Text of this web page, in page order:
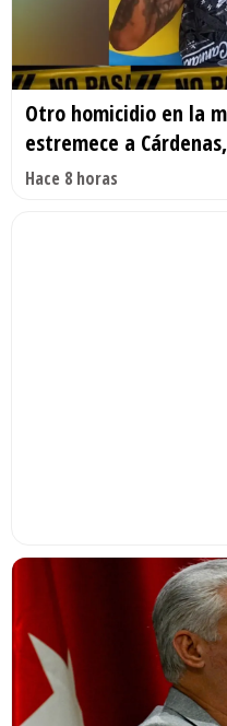
Otro homicidio en la
estremece a
Hace 8 horas